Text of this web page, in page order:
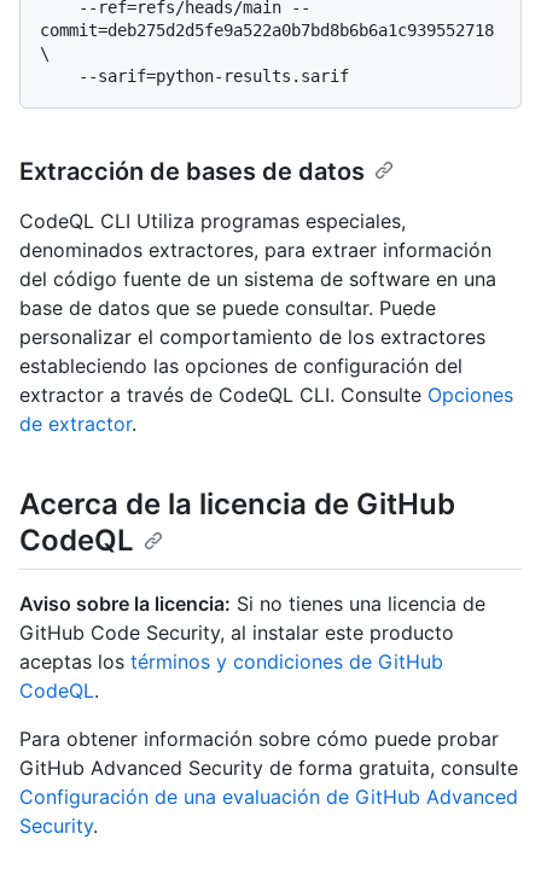
commit=deb275d2d5fe9a522a0b7bd8b6b6a1c939552718
\
Extracción de bases de datos
CodeQL CLI Utiliza programas especiales,
denominados extractores, para extraer información
del código fuente de un sistema de software en una
base de datos que se puede consultar. Puede
personalizar el comportamiento de los extractores
estableciendo las opciones de configuración del
extractor a través de CodeQL CLI. Consulte Opciones
de extractor.
Acerca de la licencia de GitHub
CodeQL
Aviso sobre la licencia: Si no tienes una licencia de
GitHub Code Security, al instalar este producto
aceptas los términos y condiciones de GitHub
CodeQL.
Para obtener información sobre cómo puede probar
GitHub Advanced Security de forma gratuita, consulte
Configuración de una evaluación de GitHub Advanced
Security.